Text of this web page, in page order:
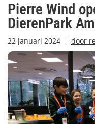
Pierre Wind
DierenPark
22 januari 2024 door